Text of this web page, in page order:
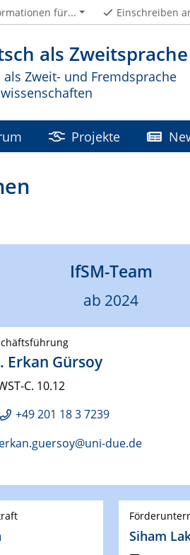
als
Zweit- und Fremdsprache
für... Einschreiben
Projekte
IfSM-Team
ab 2024
Erkan Gürsoy
C. 10.12
+49 201 18 3 7239
erkan.guersoy@uni-due.de
Siham